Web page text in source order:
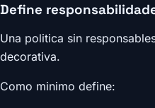
Define
Una politica sin
decorativa.
Como minimo define: